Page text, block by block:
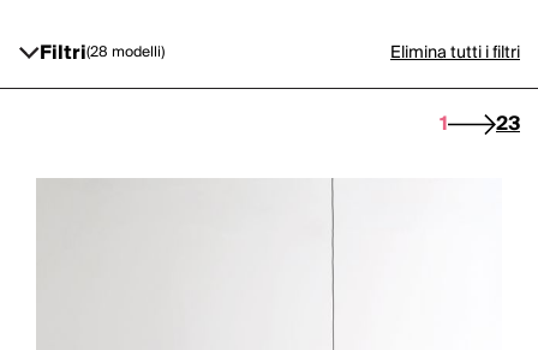
Filtri(28 modelli) Elimina tutti i filtri
1 23